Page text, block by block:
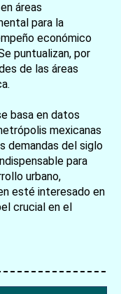
áreas
para la
económico
puntualizan, por
de las áreas
basa en datos
mexicanas
demandas del siglo
para
urbano,
esté interesado en
crucial en el